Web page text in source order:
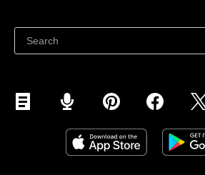
ขายบนเฟสบุ๊ค